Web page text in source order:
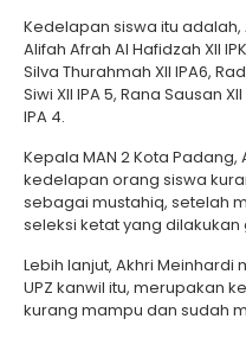
Kedelapan siswa itu adalah,
Alifah Afrah Al Hafidzah XII
Silva Thurahmah XII IPA6,
Siwi XII IPA 5, Rana Sausan
IPA 4.
Kepala MAN 2 Kota
kedelapan orang siswa
sebagai mustahiq, setelah
seleksi ketat yang dilakukan
Lebih lanjut, Akhri
UPZ kanwil itu, merupakan
kurang mampu dan sudah